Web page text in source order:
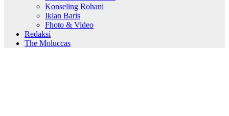
Konseling Rohani
Iklan Baris
Fhoto & Video
Redaksi
The Moluccas